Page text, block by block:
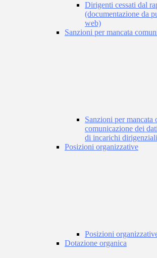
Dirigenti cessati dal
(documentazione da
web)
Sanzioni per mancata
Sanzioni per mancata
comunicazione dei
di incarichi dirigenziali
Posizioni organizzative
Posizioni
Dotazione organica